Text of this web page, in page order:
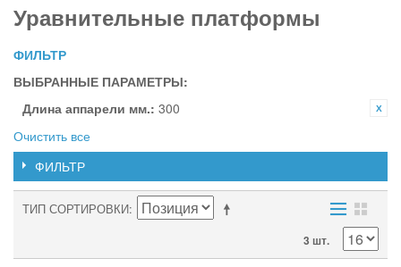
Уравнительные платформы
ФИЛЬТР
ВЫБРАННЫЕ ПАРАМЕТРЫ:
Длина аппарели мм.: 300
Очистить все
ФИЛЬТР
ТИП СОРТИРОВКИ
3 шт.